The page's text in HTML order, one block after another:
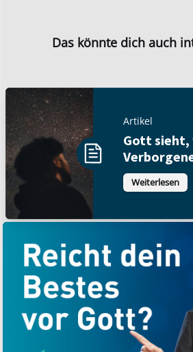
Das könnte dich auch
Artikel
Gott sieht,
Weiterlesen